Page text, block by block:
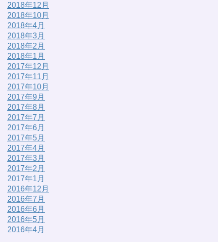
2018年12月
2018年10月
2018年4月
2018年3月
2018年2月
2018年1月
2017年12月
2017年11月
2017年10月
2017年9月
2017年8月
2017年7月
2017年6月
2017年5月
2017年4月
2017年3月
2017年2月
2017年1月
2016年12月
2016年7月
2016年6月
2016年5月
2016年4月